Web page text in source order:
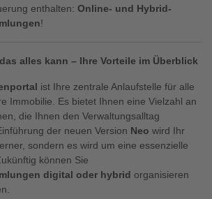
enthalten: Online- und Hybrid-
!
alles kann – Ihre Vorteile im Überblick
ist Ihre zentrale Anlaufstelle für alle
Immobilie. Es bietet Ihnen eine Vielzahl an
die Ihnen den Verwaltungsalltag
der neuen Version Neo wird Ihr
sondern es wird um eine essenzielle
können Sie
digital oder hybrid organisieren